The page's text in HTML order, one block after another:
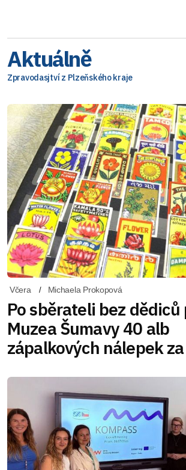
Aktuálně
Zpravodasjtví z Plzeňského kraje
Včera Michaela Prokopová
Po sběrateli bez
Muzea Šumavy 40 alb
zápalkových nálepek